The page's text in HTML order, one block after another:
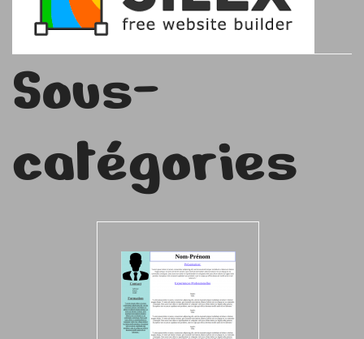
Sous-
catégories